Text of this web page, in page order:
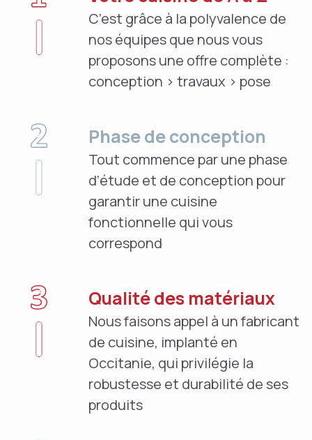
C’est grâce à la polyvalence de
nos équipes que nous vous
proposons une offre complète :
conception > travaux > pose
Phase de conception
Tout commence par une phase
d’étude et de conception pour
garantir une cuisine
fonctionnelle qui vous
correspond
Qualité des matériaux
Nous faisons appel à un fabricant
de cuisine, implanté en
Occitanie, qui privilégie la
robustesse et durabilité de ses
produits